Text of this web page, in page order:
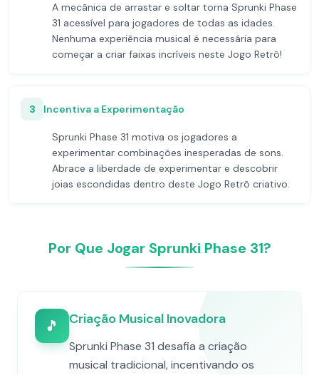
A mecânica de arrastar e soltar torna Sprunki Phase
31 acessível para jogadores de todas as idades.
Nenhuma experiência musical é necessária para
começar a criar faixas incríveis neste Jogo Retrô!
3 Incentiva a Experimentação
Sprunki Phase 31 motiva os jogadores a
experimentar combinações inesperadas de sons.
Abrace a liberdade de experimentar e descobrir
joias escondidas dentro deste Jogo Retrô criativo.
Por Que Jogar Sprunki Phase 31?
🎵 Criação Musical Inovadora
Sprunki Phase 31 desafia a criação
musical tradicional, incentivando os